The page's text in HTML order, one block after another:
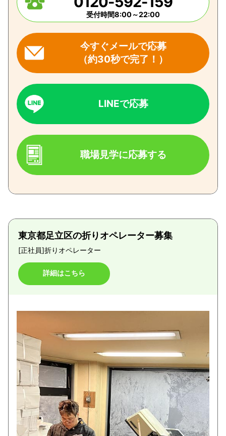
受付時間8:00～22:00
今すぐメールで応募
（約30秒で完了！）
LINEで応募
職場見学に応募する
東京都足立区の折りオペレーター募集
[正社員]折りオペレーター
詳細はこちら